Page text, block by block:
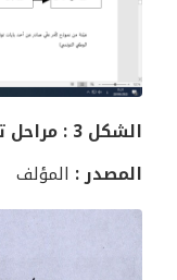
الشكل 3 : مراحل تأهيل صانع الشاشية التونسية
المصدر : المؤلف